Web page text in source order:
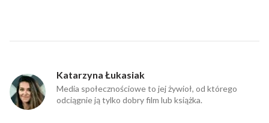
Katarzyna Łukasiak
Media społecznościowe to jej żywioł, od którego
odciągnie ją tylko dobry film lub książka.